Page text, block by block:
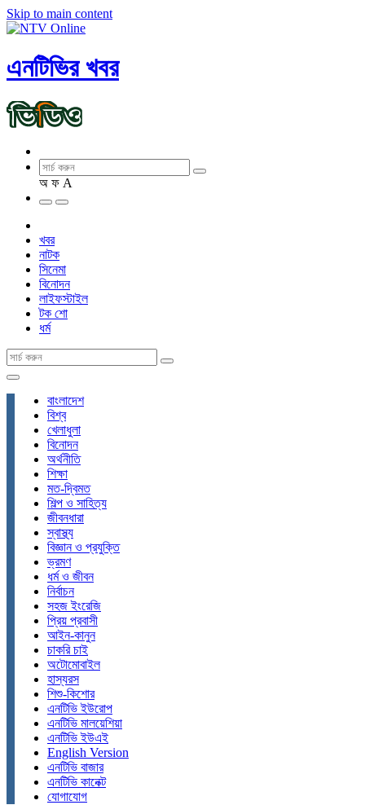
Skip to main content
এনটিভির খবর
অ ফ A
খবর
নাটক
সিনেমা
বিনোদন
লাইফস্টাইল
টক শো
ধর্ম
বাংলাদেশ
বিশ্ব
খেলাধুলা
বিনোদন
অর্থনীতি
শিক্ষা
মত-দ্বিমত
শিল্প ও সাহিত্য
জীবনধারা
স্বাস্থ্য
বিজ্ঞান ও প্রযুক্তি
ভ্রমণ
ধর্ম ও জীবন
নির্বাচন
সহজ ইংরেজি
প্রিয় প্রবাসী
আইন-কানুন
চাকরি চাই
অটোমোবাইল
হাস্যরস
শিশু-কিশোর
এনটিভি ইউরোপ
এনটিভি মালয়েশিয়া
এনটিভি ইউএই
English Version
এনটিভি বাজার
এনটিভি কানেক্ট
যোগাযোগ